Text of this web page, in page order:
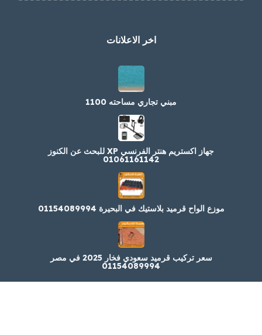
اخر الاعلانات
مبني تجاري مساحته 1100
جهاز اكستريم هنتر الفرنسي XP للبحث عن الكنوز
01061161142
موزع الواح قرميد بلاستيك في البحيرة 01154089994
سعر تركيب قرميد سعودي فخار 2025 في مصر
01154089994